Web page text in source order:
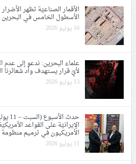
الأقمار الصناعيّة تظهر
الأسطول الخامس في البحرين
16 يوليو 2026
علماء البحرين: ندعو إلى عدم
لأيّ قرار يستهدف وأد شعائرنا
13 يوليو 2026
الإيرانيّة على القواعد
الأمريكيون في ترميم
11 يوليو 2026